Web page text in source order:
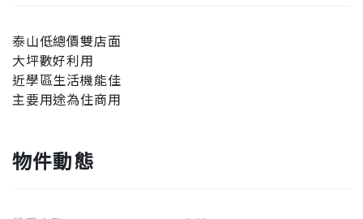
泰山低總價雙店面
大坪數好利用
近學區生活機能佳
主要用途為住商用
物件動態